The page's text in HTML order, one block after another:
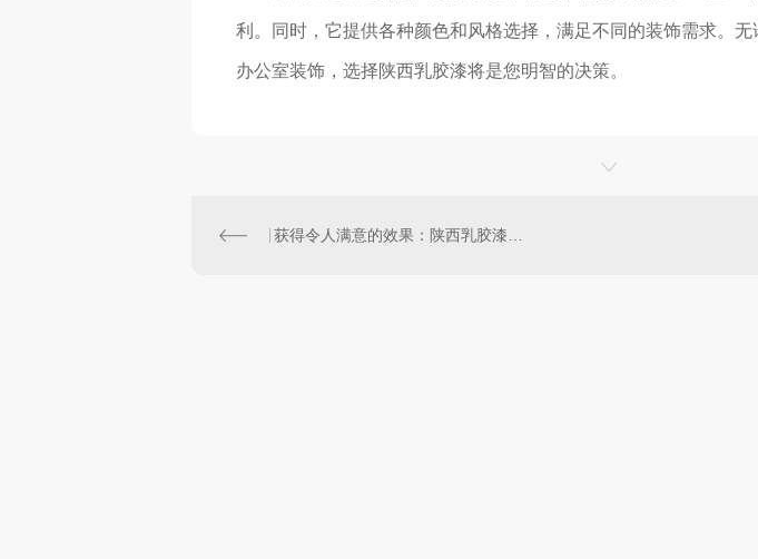
利。同时，它提供各种颜色和风格选择，满足不同的装饰需求。
办公室装饰，选择陕西乳胶漆将是您明智的决策。
获得令人满意的效果：陕西乳胶漆的正确应用技巧